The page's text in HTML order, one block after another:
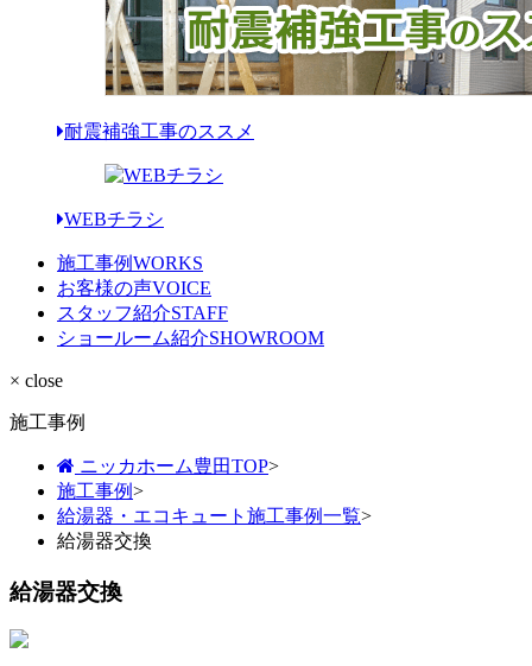
耐震補強工事のススメ
WEBチラシ
施工事例WORKS
お客様の声VOICE
スタッフ紹介STAFF
ショールーム紹介SHOWROOM
× close
施工事例
ニッカホーム豊田TOP>
施工事例>
給湯器・エコキュート施工事例一覧>
給湯器交換
給湯器交換